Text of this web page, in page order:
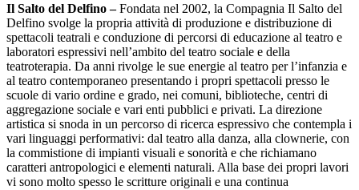
Il Salto del Delfino–Fondata nel 2002, la Compagnia Il Salto del
Delfino svolge la propria attività di produzione e distribuzione di
spettacoli teatrali e conduzione di percorsi di educazione al teatro e
laboratori espressivi nell’ambito del teatro sociale e della
teatroterapia. Da anni rivolge le sue energie al teatro per l’infanzia e
al teatro contemporaneo presentando i propri spettacoli presso le
scuole di vario ordine e grado, nei comuni, biblioteche, centri di
aggregazione sociale e vari enti pubblici e privati. La direzione
artistica si snoda in un percorso di ricerca espressivo che contempla i
vari linguaggi performativi: dal teatro alla danza, alla clownerie, con
la commistione di impianti visuali e sonorità e che richiamano
caratteri antropologici e elementi naturali. Alla base dei propri lavori
vi sono molto spesso le scritture originali e una continua